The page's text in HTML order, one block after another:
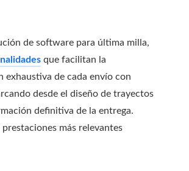
de software para última milla,
que facilitan la
exhaustiva de cada envío con
desde el diseño de trayectos
definitiva de la entrega.
prestaciones más relevantes